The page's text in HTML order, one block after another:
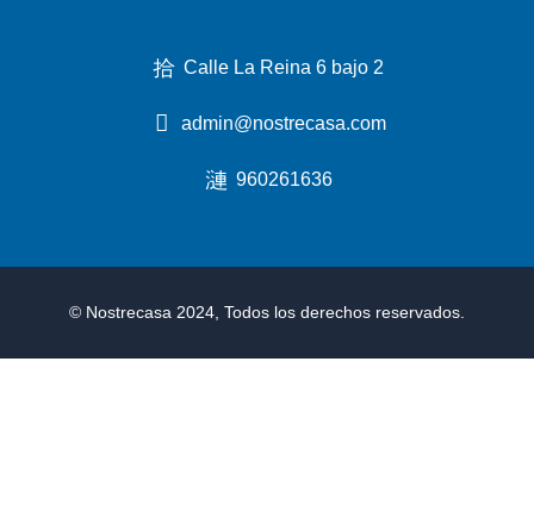
Calle La Reina 6 bajo 2
admin@nostrecasa.com
960261636
© Nostrecasa 2024, Todos los derechos reservados.